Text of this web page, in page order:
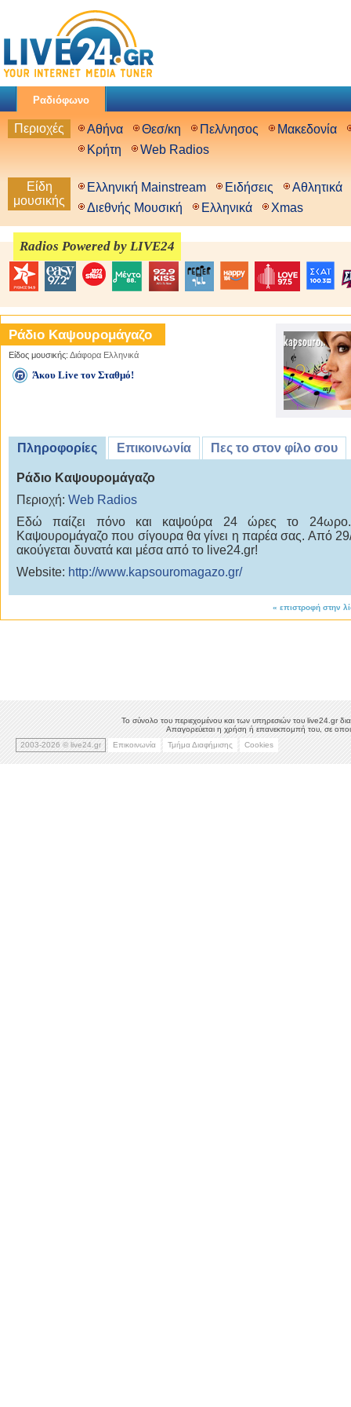
Ραδιόφωνο
Περιοχές Αθήνα Θεσ/κη Πελ/νησος
Μακεδονία
Κρήτη
Web Radios
Είδη
μουσικής
Ελληνική Mainstream Ειδήσεις
Αθλητικά
Διεθνής Μουσική
Ελληνικά Xmas
Radios Powered by LIVE24
Ράδιο Καψουρομάγαζο
Είδος μουσικής: Διάφορα Ελληνικά
Άκου Live τον Σταθμό!
Πληροφορίες Επικοινωνία Πες το στον φίλο σου
Ράδιο Καψουρομάγαζο
Περιοχή: Web Radios
Εδώ παίζει πόνο και καψούρα 24 ώρες το
Καψουρομάγαζο που σίγουρα θα γίνει η παρέα σας. Από
ακούγεται δυνατά και μέσα από το live24.gr!
Website: http://www.kapsouromagazo.gr/
« επιστροφή στην
Το σύνολο του περιεχομένου και των υπηρεσιών του live24.gr
Απαγορεύεται η χρήση ή επανεκπομπή του, σε
2003-2026 © live24.gr
Επικοινωνία Τμήμα Διαφήμισης Cookies